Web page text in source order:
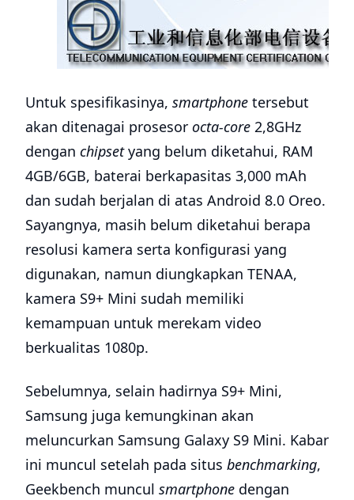
Untuk spesifikasinya, smartphone tersebut
akan ditenagai prosesor octa-core 2,8GHz
dengan chipsetyang belum diketahui, RAM
4GB/6GB, baterai berkapasitas 3,000 mAh
dan sudah berjalan di atas Android 8.0 Oreo.
Sayangnya, masih belum diketahui berapa
resolusi kamera serta konfigurasi yang
digunakan, namun diungkapkan TENAA,
kamera S9+ Mini sudah memiliki
kemampuan untuk merekam video
berkualitas 1080p.
Sebelumnya, selain hadirnya S9+ Mini,
Samsung juga kemungkinan akan
meluncurkan Samsung Galaxy S9 Mini. Kabar
ini muncul setelah pada situs benchmarking,
Geekbench muncul smartphone dengan